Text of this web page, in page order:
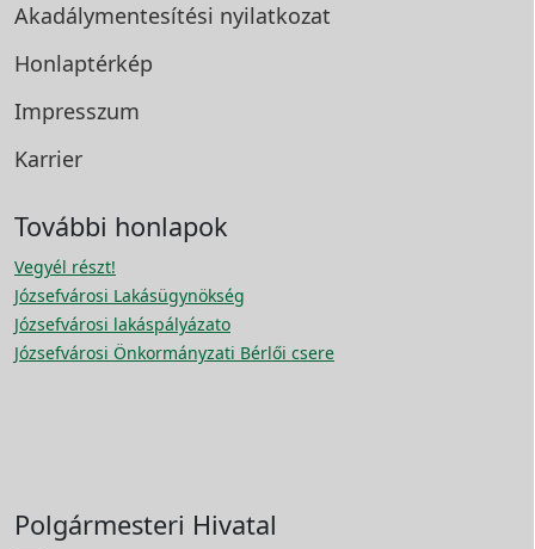
Akadálymentesítési nyilatkozat
Honlaptérkép
Impresszum
Karrier
További honlapok
Vegyél részt!
Józsefvárosi Lakásügynökség
Józsefvárosi lakáspályázato
Józsefvárosi Önkormányzati Bérlői csere
Polgármesteri Hivatal